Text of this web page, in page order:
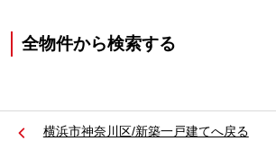
全物件から検索する
横浜市神奈川区/新築一戸建てへ戻る